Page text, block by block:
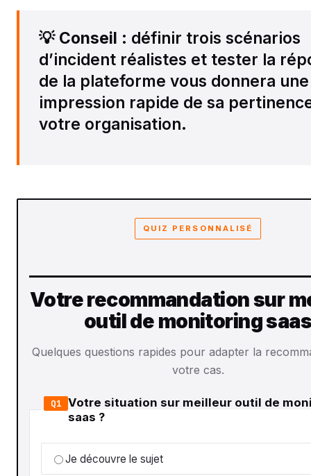
💡 Conseil : définir trois scénarios
d’incident réalistes et tester la
de la plateforme vous donnera une
impression rapide de sa
votre organisation.
QUIZ PERSONNALISÉ
Votre recommandation sur
outil de monitoring
Quelques questions rapides pour adapter la
votre cas.
Q1 Votre situation sur meilleur outil de
saas ?
Je découvre le sujet